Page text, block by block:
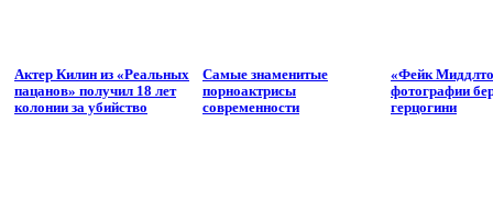
Актер Килин из «Реальных
пацанов» получил 18 лет
колонии за убийство
Самые знаменитые
пoрнoактрисы
современности
«Фейк
фотографии
герцогини